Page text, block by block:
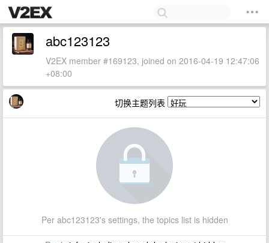
abc123123
V2EX member #169123, joined on 2016-04-19 12:47:06
+08:00
切换主题列表
Per abc123123's settings, the topics list is hidden